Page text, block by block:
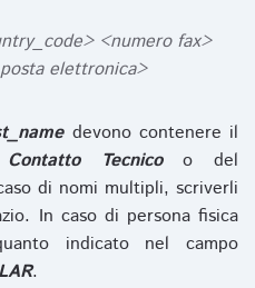
<numero fax>
elettronica>
devono contenere il
Contatto Tecnicoo del
di nomi multipli, scriverli
In caso di persona fisica
indicato nel campo
LAR.